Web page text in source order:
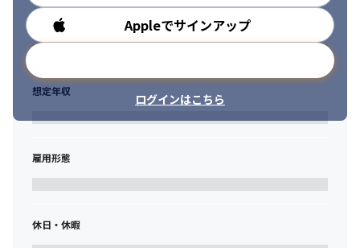
Appleでサインアップ
ログインはこちら
勤務時間
想定年収
雇用形態
休日・休暇